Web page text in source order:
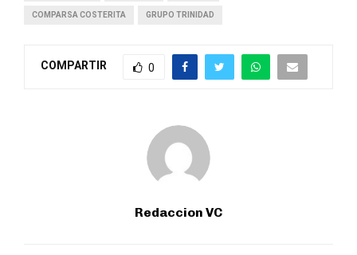
COMPARSA COSTERITA GRUPO TRINIDAD
COMPARTIR 0
Redaccion VC